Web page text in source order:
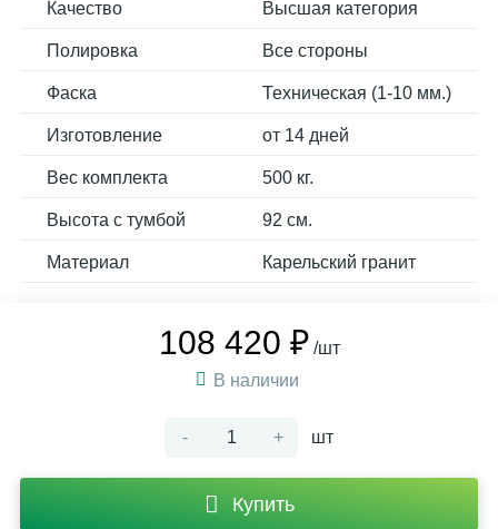
Качество Высшая категория
Полировка Все стороны
Фаска Техническая (1-10 мм.)
Изготовление от 14 дней
Вес комплекта 500 кг.
Высота с тумбой 92 см.
Материал Карельский гранит
108 420 ₽ /шт
В наличии
- + шт
Купить